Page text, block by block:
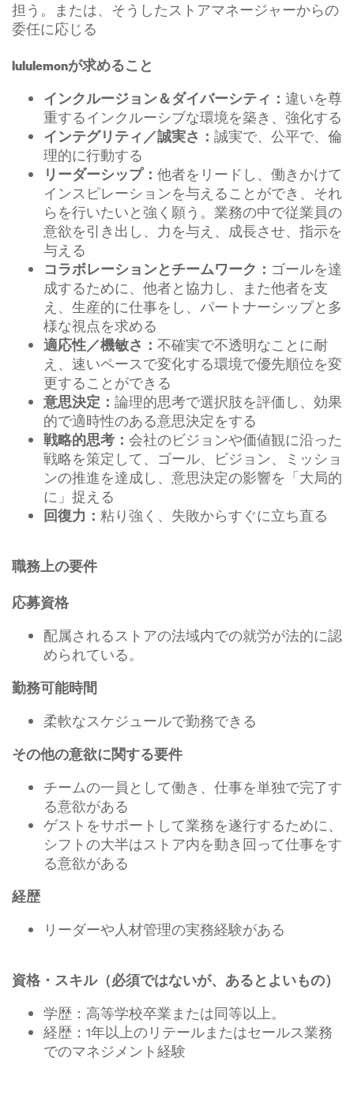
担う。または、そうしたストアマネージャーからの
委任に応じる
lululemonが求めること
インクルージョン＆ダイバーシティ： 違いを尊
重するインクルーシブな環境を築き、強化する
インテグリティ／誠実さ： 誠実で、公平で、倫
理的に行動する
リーダーシップ： 他者をリードし、働きかけて
インスピレーションを与えることができ、それ
らを行いたいと強く願う。業務の中で従業員の
意欲を引き出し、力を与え、成長させ、指示を
与える
コラボレーションとチームワーク： ゴールを達
成するために、他者と協力し、また他者を支
え、生産的に仕事をし、パートナーシップと多
様な視点を求める
適応性／機敏さ： 不確実で不透明なことに耐
え、速いペースで変化する環境で優先順位を変
更することができる
意思決定： 論理的思考で選択肢を評価し、効果
的で適時性のある意思決定をする
戦略的思考： 会社のビジョンや価値観に沿った
戦略を策定して、ゴール、ビジョン、ミッショ
ンの推進を達成し、意思決定の影響を「大局的
に」捉える
回復力： 粘り強く、失敗からすぐに立ち直る
職務上の要件
応募資格
配属されるストアの法域内での就労が法的に認
められている。
勤務可能時間
柔軟なスケジュールで勤務できる
その他の意欲に関する要件
チームの一員として働き、仕事を単独で完了す
る意欲がある
ゲストをサポートして業務を遂行するために、
シフトの大半はストア内を動き回って仕事をす
る意欲がある
経歴
リーダーや人材管理の実務経験がある
資格・スキル（必須ではないが、あるとよいもの）
学歴：高等学校卒業または同等以上。
経歴：1年以上のリテールまたはセールス業務
でのマネジメント経験